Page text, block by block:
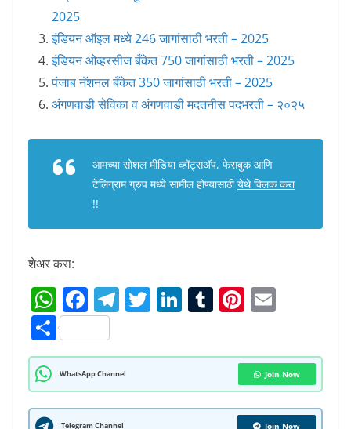
2025
इंडियन ऑइल मध्ये 246 जागांसाठी भरती – 2025
इंडियन ओव्हरसीज बँकेत 750 जागांसाठी भरती – 2025
पंजाब नॅशनल बँकेत 350 जागांसाठी भरती – 2025
अंगणवाडी सेविका व अंगणवाडी मदतनीस पदभरती – २०२५
आमच्या सोशल मीडिया व्हॉट्सअ‍ॅप, फेसबुक आणि
टेलिग्राम ग्रुप मध्ये सामील होण्यासाठीयेथे क्लिक करा
!!
शेअर करा:
W
h
at
s
A
F
a
c
e
b
T
e
gr
a
T
itt
Li
k
dI
T
m
r
Pi
er
e
st
ai
l
S
h
ar
e
WhatsApp Channel Join Now
Telegram Channel Join Now